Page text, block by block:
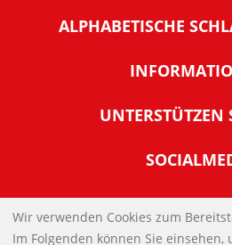
ALPHABETISCHE
Warum
Tipps zur Nutzung der
Banner und E-
Links
UNTERSTÜTZEN
Werden Sie
Spenden Sie
Wir verwenden Cookies zum
Im Folgenden können Sie einsehen,